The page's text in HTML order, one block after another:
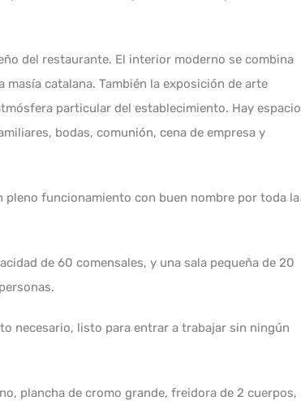
del restaurante. El interior moderno se combina
catalana. También la exposición de arte
particular del establecimiento. Hay espacio
bodas, comunión, cena de empresa y
funcionamiento con buen nombre por toda la
de 60 comensales, y una sala pequeña de 20
necesario, listo para entrar a trabajar sin ningún
plancha de cromo grande, freidora de 2 cuerpos,